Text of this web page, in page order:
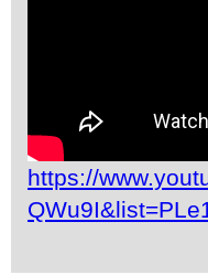
https://